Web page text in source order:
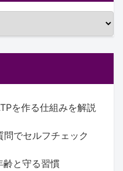
を作る仕組みを解説
でセルフチェック
齢と守る習慣